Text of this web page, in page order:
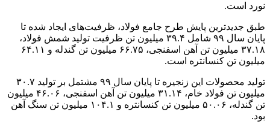
نورد است.
طبق جدیدترین پایش طرح جامع فولاد، ظرفیت‌های ایجاد شده تا
پایان سال ۹۹ شامل ۳۹.۴ میلیون تن ظرفیت تولید شمش فولاد،
۳۷.۱۸ میلیون تن آهن اسفنجی، ۶۶.۷۵ میلیون تن گندله و ۶۴.۱۱
میلیون تن کنسانتره است.
تولید محصولات این زنجیره تا پایان سال ۹۹ مشتمل بر تولید ۳۰.۷
میلیون تن فولاد خام، ۳۱.۱۴ میلیون تن آهن اسفنجی، ۴۶.۰۶ میلیون
تن گندله، ۵۰.۰۶ میلیون تن کنسانتره و ۱۰۴.۱ میلیون تن سنگ آهن
بود.